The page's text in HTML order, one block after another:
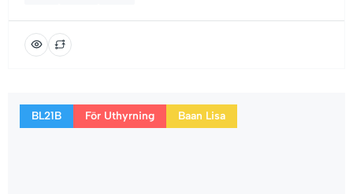
BL21B För Uthyrning Baan Lisa